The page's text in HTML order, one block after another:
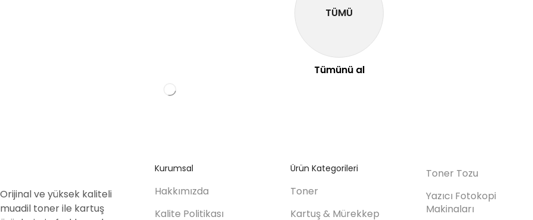
TÜMÜ
Tümünü al
Orijinal ve yüksek kaliteli
muadil toner ile kartuş
Kurumsal
Hakkımızda
Kalite Politikası
Ürün Kategorileri
Toner
Kartuş & Mürekkep
Toner Tozu
Yazıcı Fotokopi
Makinaları